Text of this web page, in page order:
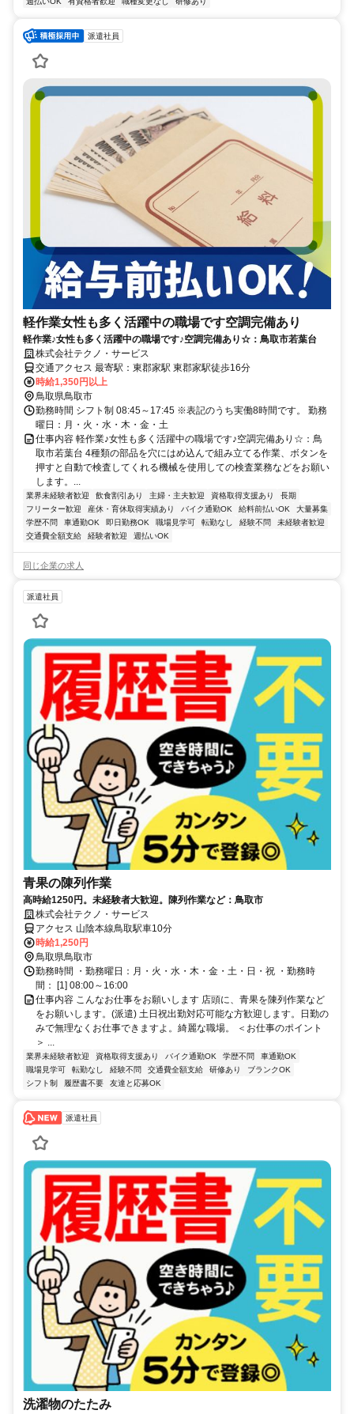
派遣社員
軽作業女性も多く活躍中の職場です空調完備あり
軽作業♪女性も多く活躍中の職場です♪空調完備あり☆：鳥取市若葉台
株式会社テクノ・サービス
交通アクセス 最寄駅：東郡家駅 東郡家駅徒歩16分
時給1,350円以上
鳥取県鳥取市
勤務時間 シフト制 08:45～17:45 ※表記のうち実働8時間です。 勤務
曜日：月・火・水・木・金・土
仕事内容 軽作業♪女性も多く活躍中の職場です♪空調完備あり☆：鳥
取市若葉台 4種類の部品を穴にはめ込んで組み立てる作業、ボタンを
押すと自動で検査してくれる機械を使用しての検査業務などをお願い
します。...
業界未経験者歓迎 飲食割引あり 主婦・主夫歓迎 資格取得支援あり
長期
フリーター歓迎
産休・育休取得実績あり バイク通勤OK 給料前払いOK
大量募集
学歴不問
車通勤OK 即日勤務OK 職場見学可 転勤なし 経験不問
未経験者歓迎
交通費全額支給
経験者歓迎 週払いOK
同じ企業の求人
派遣社員
青果の陳列作業
高時給1250円。未経験者大歓迎。陳列作業など：鳥取市
株式会社テクノ・サービス
アクセス 山陰本線鳥取駅車10分
時給1,250円
鳥取県鳥取市
勤務時間 ・勤務曜日：月・火・水・木・金・土・日・祝 ・勤務時
間： [1] 08:00～16:00
仕事内容 こんなお仕事をお願いします 店頭に、青果を陳列作業など
をお願いします。(派遣) 土日祝出勤対応可能な方歓迎します。日勤の
みで無理なくお仕事できますよ。綺麗な職場。 ＜お仕事のポイント
＞ ...
業界未経験者歓迎 資格取得支援あり バイク通勤OK 学歴不問
車通勤OK
職場見学可
転勤なし 経験不問 交通費全額支給 研修あり
ブランクOK
シフト制
履歴書不要 友達と応募OK
派遣社員
洗濯物のたたみ